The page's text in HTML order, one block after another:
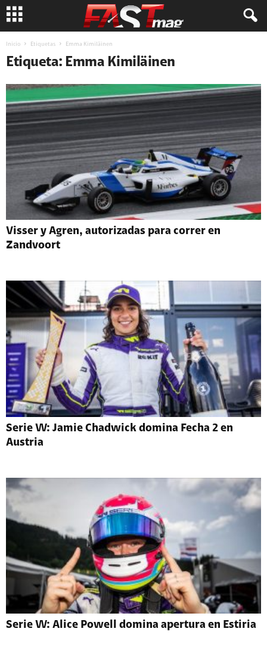
Inicio Etiquetas Emma Kimiläinen
Etiqueta: Emma Kimiläinen
Visser y Agren, autorizadas para correr en
Zandvoort
Serie W: Jamie Chadwick domina Fecha 2 en
Austria
Serie W: Alice Powell domina apertura en Estiria